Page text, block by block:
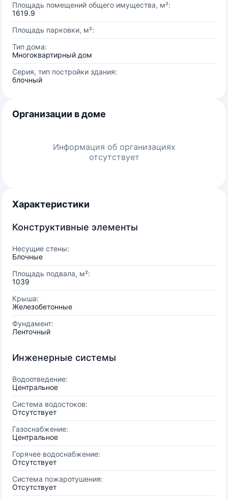
Площадь помещений общего имущества, м²:
1619.9
Площадь парковки, м²:
Тип дома:
Многоквартирный дом
Серия, тип постройки здания:
блочный
Организации в доме
Информация об организациях
отсутствует
Характеристики
Конструктивные элементы
Несущие стены:
Блочные
Площадь подвала, м²:
1039
Крыша:
Железобетонные
Фундамент:
Ленточный
Инженерные системы
Водоотведение:
Центральное
Система водостоков:
Отсутствует
Газоснабжение:
Центральное
Горячее водоснабжение:
Отсутствует
Система пожаротушения:
Отсутствует